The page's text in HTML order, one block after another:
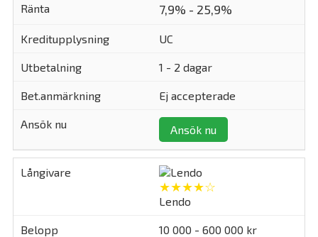
7,9% - 25,9%
UC
1 - 2 dagar
Ej accepterade
Ansök nu
★★★★☆
Lendo
10 000 - 600 000 kr